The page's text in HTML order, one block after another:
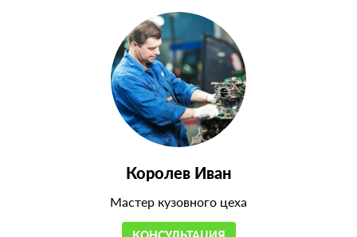
Королев Иван
Мастер кузовного цеха